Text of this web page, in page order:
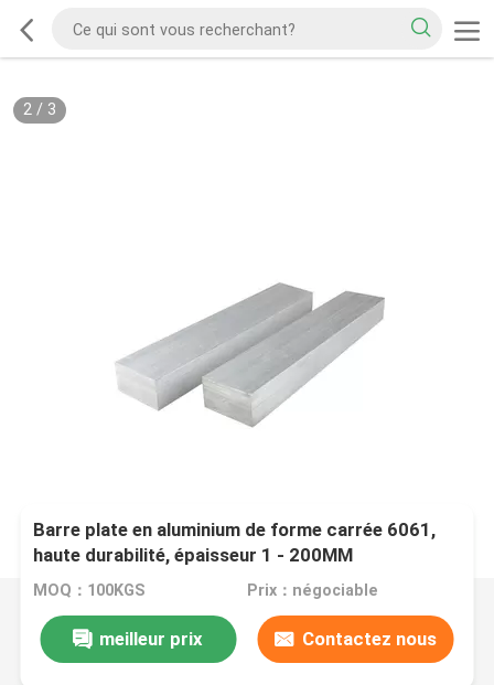
2/ 3
Barre plate en aluminium de forme carrée 6061,
haute durabilité, épaisseur 1 - 200MM
MOQ：100KGS Prix：négociable
meilleur prix Contactez nous